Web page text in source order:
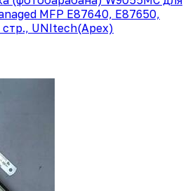
MFP E87640, E87650,
стр., UNItech(Apex)